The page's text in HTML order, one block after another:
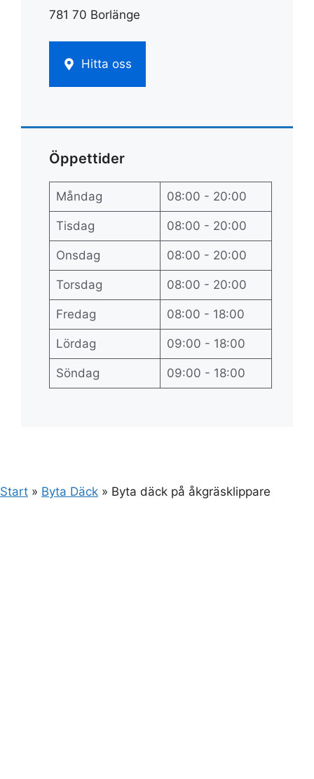
781 70 Borlänge
Hitta oss
Öppettider
Måndag 08:00 - 20:00
Tisdag 08:00 - 20:00
Onsdag 08:00 - 20:00
Torsdag 08:00 - 20:00
Fredag 08:00 - 18:00
Lördag 09:00 - 18:00
Söndag 09:00 - 18:00
Start » Byta Däck » Byta däck på åkgräsklippare